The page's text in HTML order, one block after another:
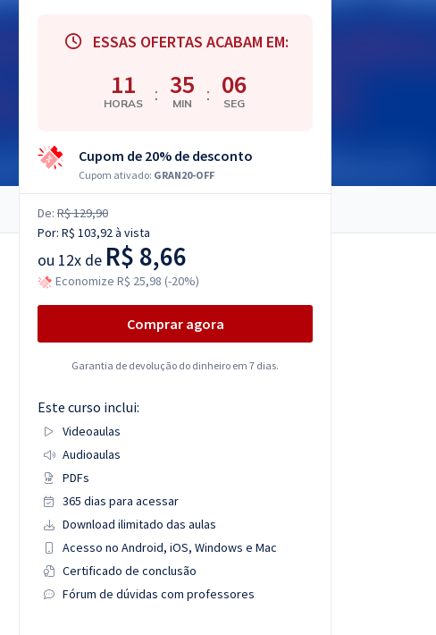
ESSAS OFERTAS ACABAM EM:
11
HORAS : 35
MIN : 05
SEG
Cupom de 20% de desconto
Cupom ativado: GRAN20-OFF
De: R$ 129,90
Por: R$ 103,92à vista
ou 12x de R$ 8,66
Economize R$ 25,98 (-20%)
Comprar agora
Garantia de devolução do dinheiro em 7 dias.
Este curso inclui:
Videoaulas
Audioaulas
PDFs
365 dias para acessar
Download ilimitado das aulas
Acesso no Android, iOS, Windows e Mac
Certificado de conclusão
Fórum de dúvidas com professores